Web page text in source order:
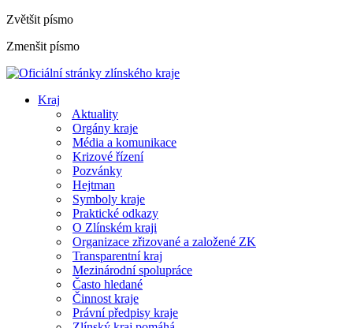
Zvětšit písmo
Zmenšit písmo
Kraj
Aktuality
Orgány kraje
Média a komunikace
Krizové řízení
Pozvánky
Hejtman
Symboly kraje
Praktické odkazy
O Zlínském kraji
Organizace zřizované a založené ZK
Transparentní kraj
Mezinárodní spolupráce
Často hledané
Činnost kraje
Právní předpisy kraje